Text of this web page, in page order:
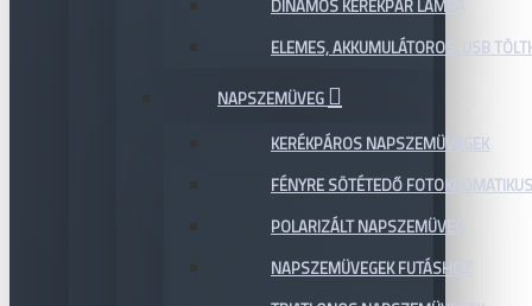
DINAMÓS KERÉKPÁR LÁMPA
ELEMES, AKKUMULÁTOROS, USB
NAPSZEMÜVEG
KERÉKPÁROS NAPSZEMÜVEGEK
FÉNYRE SÖTÉTEDŐ
POLARIZÁLT NAPSZEMÜVEG
NAPSZEMÜVEGEK FUTÁSHOZ